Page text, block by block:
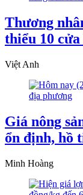
Thương
thiểu 10
Việt Anh
Giá nông
ổn định, hồ
Minh Hoàng